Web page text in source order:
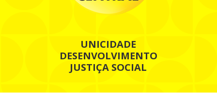
UNICIDADE
DESENVOLVIMENTO
JUSTIÇA SOCIAL